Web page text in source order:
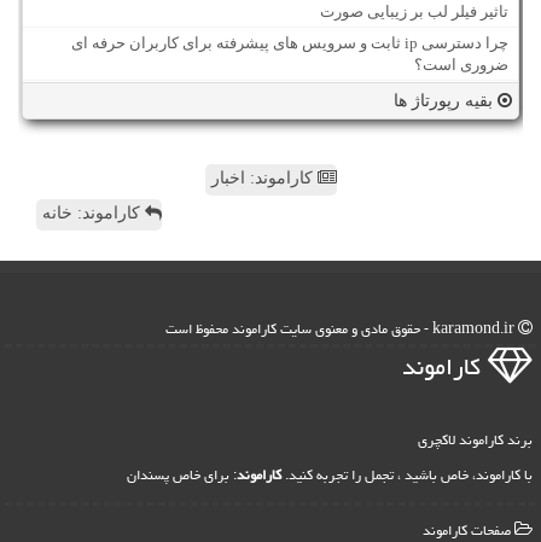
تاثیر فیلر لب بر زیبایی صورت
چرا دسترسی ip ثابت و سرویس های پیشرفته برای کاربران حرفه ای
ضروری است؟
بقیه رپورتاژ ها
کاراموند: اخبار
کاراموند: خانه
كاراموند
برند کاراموند لاکچری
با کاراموند، خاص باشید ، تجمل را تجربه کنید.کاراموند: برای خاص پسندان
صفحات كاراموند